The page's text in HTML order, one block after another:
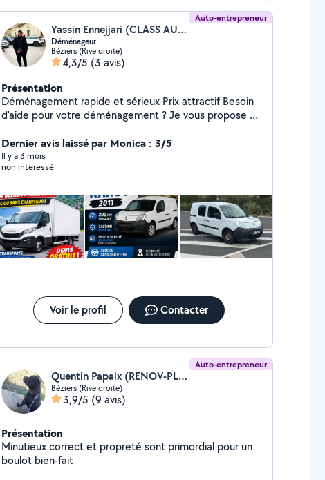
Auto-entrepreneur
Yassin Ennejjari (CLASS AUTO)
Déménageur
Béziers (Rive droite)
4,3/5 (3 avis)
Présentation
Déménagement rapide et sérieux Prix attractif Besoin
d'aide pour votre déménagement ? Je vous propose un
accompagner dans votre déménagement.
Déménagement appartement / maison Transport de
meubles et électroménager Chargement et
possible Travail propre et sérieux Je m'adapte à votre
besoin : petit déménagement, transport de meubles
ou volume plus important. Disponible rapidement
Contactez-moi par message pour un devis rapide.
Dernier avis laissé par Monica : 3/5
Il y a 3 mois
non interessé
Voir le profil Contacter
Auto-entrepreneur
Quentin Papaix (RENOV-PLUS)
Béziers (Rive droite)
3,9/5 (9 avis)
Présentation
Minutieux correct et propreté sont primordial pour un
boulot bien-fait